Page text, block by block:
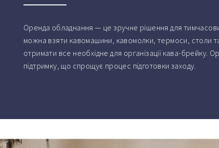
Оренда обладнання — це зручне рішення для
можна взяти кавомашини, кавомолки, термоси, столи
отримати все необхідне для організації кава-брейку.
підтримку, що спрощує процес підготовки заходу.